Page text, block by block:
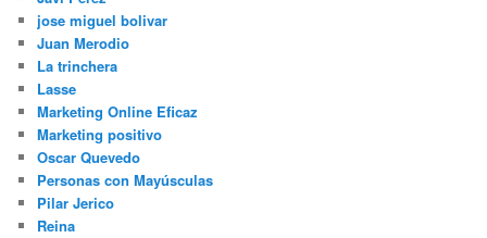
jose miguel bolivar
Juan Merodio
La trinchera
Lasse
Marketing Online Eficaz
Marketing positivo
Oscar Quevedo
Personas con Mayúsculas
Pilar Jerico
Reina